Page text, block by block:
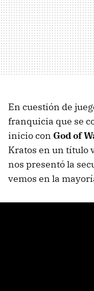
En cuestión de
franquicia que se
inicio con God of
Kratos en un título
nos presentó la
vemos en la